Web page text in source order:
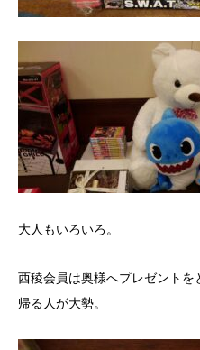
大人もいろいろ。
西稜会員は奥様へプレゼント
帰る人が大勢。